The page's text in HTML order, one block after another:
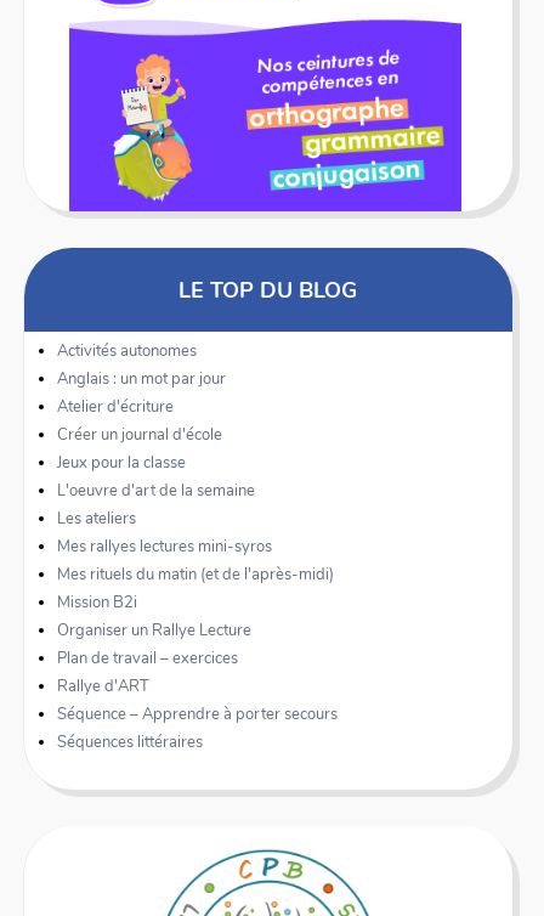
LE TOP DU BLOG
Activités autonomes
Anglais : un mot par jour
Atelier d'écriture
Créer un journal d'école
Jeux pour la classe
L'oeuvre d'art de la semaine
Les ateliers
Mes rallyes lectures mini-syros
Mes rituels du matin (et de l'après-midi)
Mission B2i
Organiser un Rallye Lecture
Plan de travail – exercices
Rallye d'ART
Séquence – Apprendre à porter secours
Séquences littéraires